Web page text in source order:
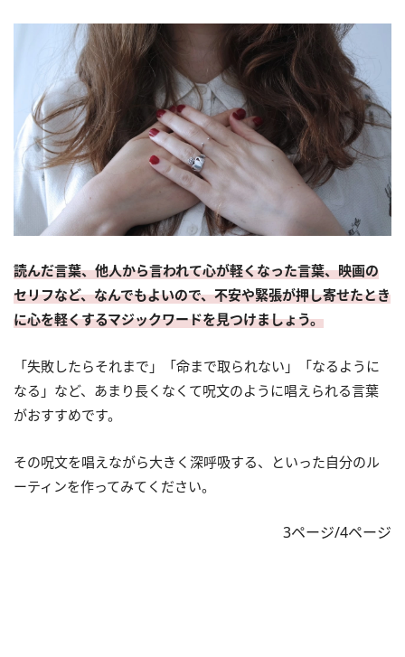
読んだ言葉、他人から言われて心が軽くなった言葉、映画の
セリフなど、なんでもよいので、不安や緊張が押し寄せたとき
に心を軽くするマジックワードを見つけましょう。
「失敗したらそれまで」「命まで取られない」「なるように
なる」など、あまり長くなくて呪文のように唱えられる言葉
がおすすめです。
その呪文を唱えながら大きく深呼吸する、といった自分のル
ーティンを作ってみてください。
3ページ/4ページ